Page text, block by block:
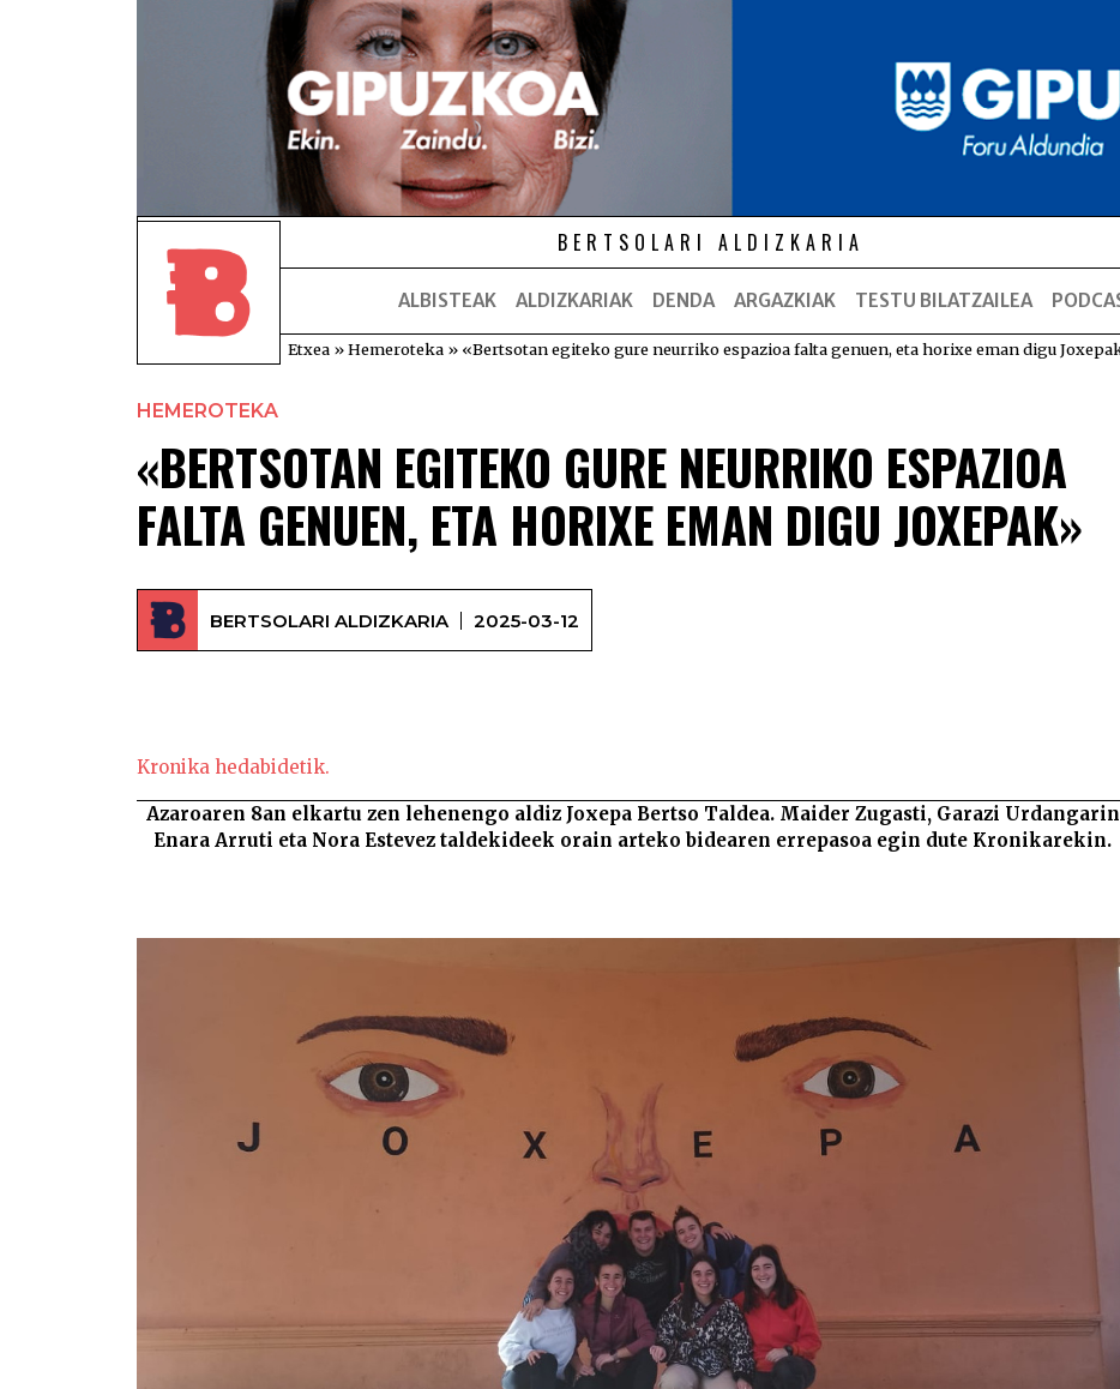
BERTSOLARI ALDIZKARIA
ALBISTEAK ALDIZKARIAK DENDA ARGAZKIAK TESTU BILATZAILEA
Etxea »Hemeroteka » «Bertsotan egiteko gure neurriko espazioa falta genuen, eta horixe eman digu
HEMEROTEKA
«BERTSOTAN EGITEKO GURE NEURRIKO ESPAZIOA
FALTA GENUEN, ETA HORIXE EMAN DIGU JOXEPAK»
BERTSOLARI ALDIZKARIA 2025-03-12
Kronika hedabidetik.
Azaroaren 8an elkartu zen lehenengo aldiz Joxepa Bertso Taldea. Maider Zugasti, Garazi
Enara Arruti eta Nora Estevez taldekideek orain arteko bidearen errepasoa egin dute Kronikarekin.